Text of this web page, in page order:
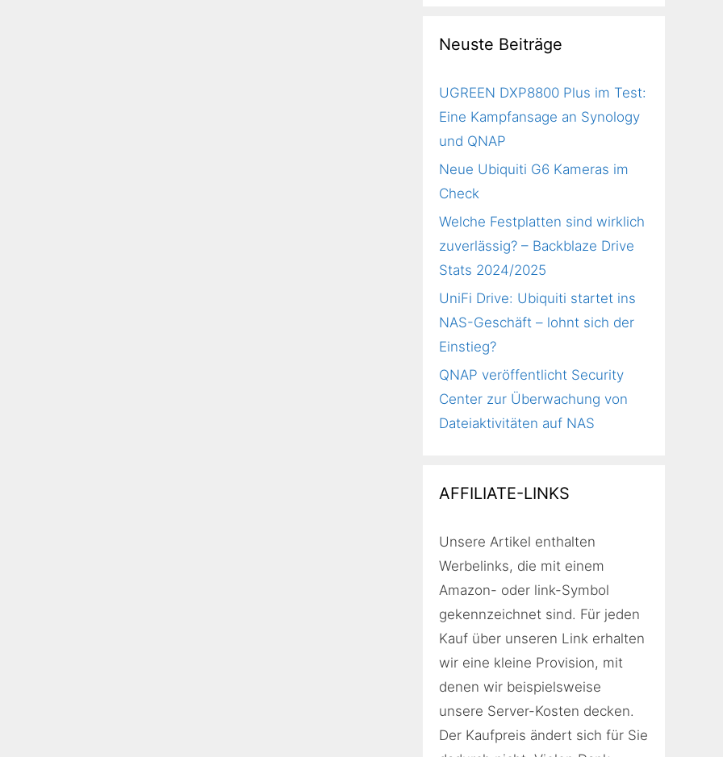
Neuste Beiträge
UGREEN DXP8800 Plus im Test:
Eine Kampfansage an Synology
und QNAP
Neue Ubiquiti G6 Kameras im
Check
Welche Festplatten sind wirklich
zuverlässig? – Backblaze Drive
Stats 2024/2025
UniFi Drive: Ubiquiti startet ins
NAS-Geschäft – lohnt sich der
Einstieg?
QNAP veröffentlicht Security
Center zur Überwachung von
Dateiaktivitäten auf NAS
AFFILIATE-LINKS
Unsere Artikel enthalten
Werbelinks, die mit einem
Amazon- oder link-Symbol
gekennzeichnet sind. Für jeden
Kauf über unseren Link erhalten
wir eine kleine Provision, mit
denen wir beispielsweise
unsere Server-Kosten decken.
Der Kaufpreis ändert sich für Sie